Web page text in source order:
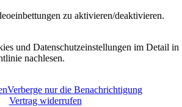
zu aktivieren/deaktivieren.
und Datenschutzeinstellungen im Detail in
nachlesen.
Verberge nur die Benachrichtigung
Vertrag widerrufen